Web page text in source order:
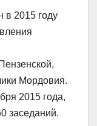
в 2015 году
Мордовия.
2015 года,
заседаний.